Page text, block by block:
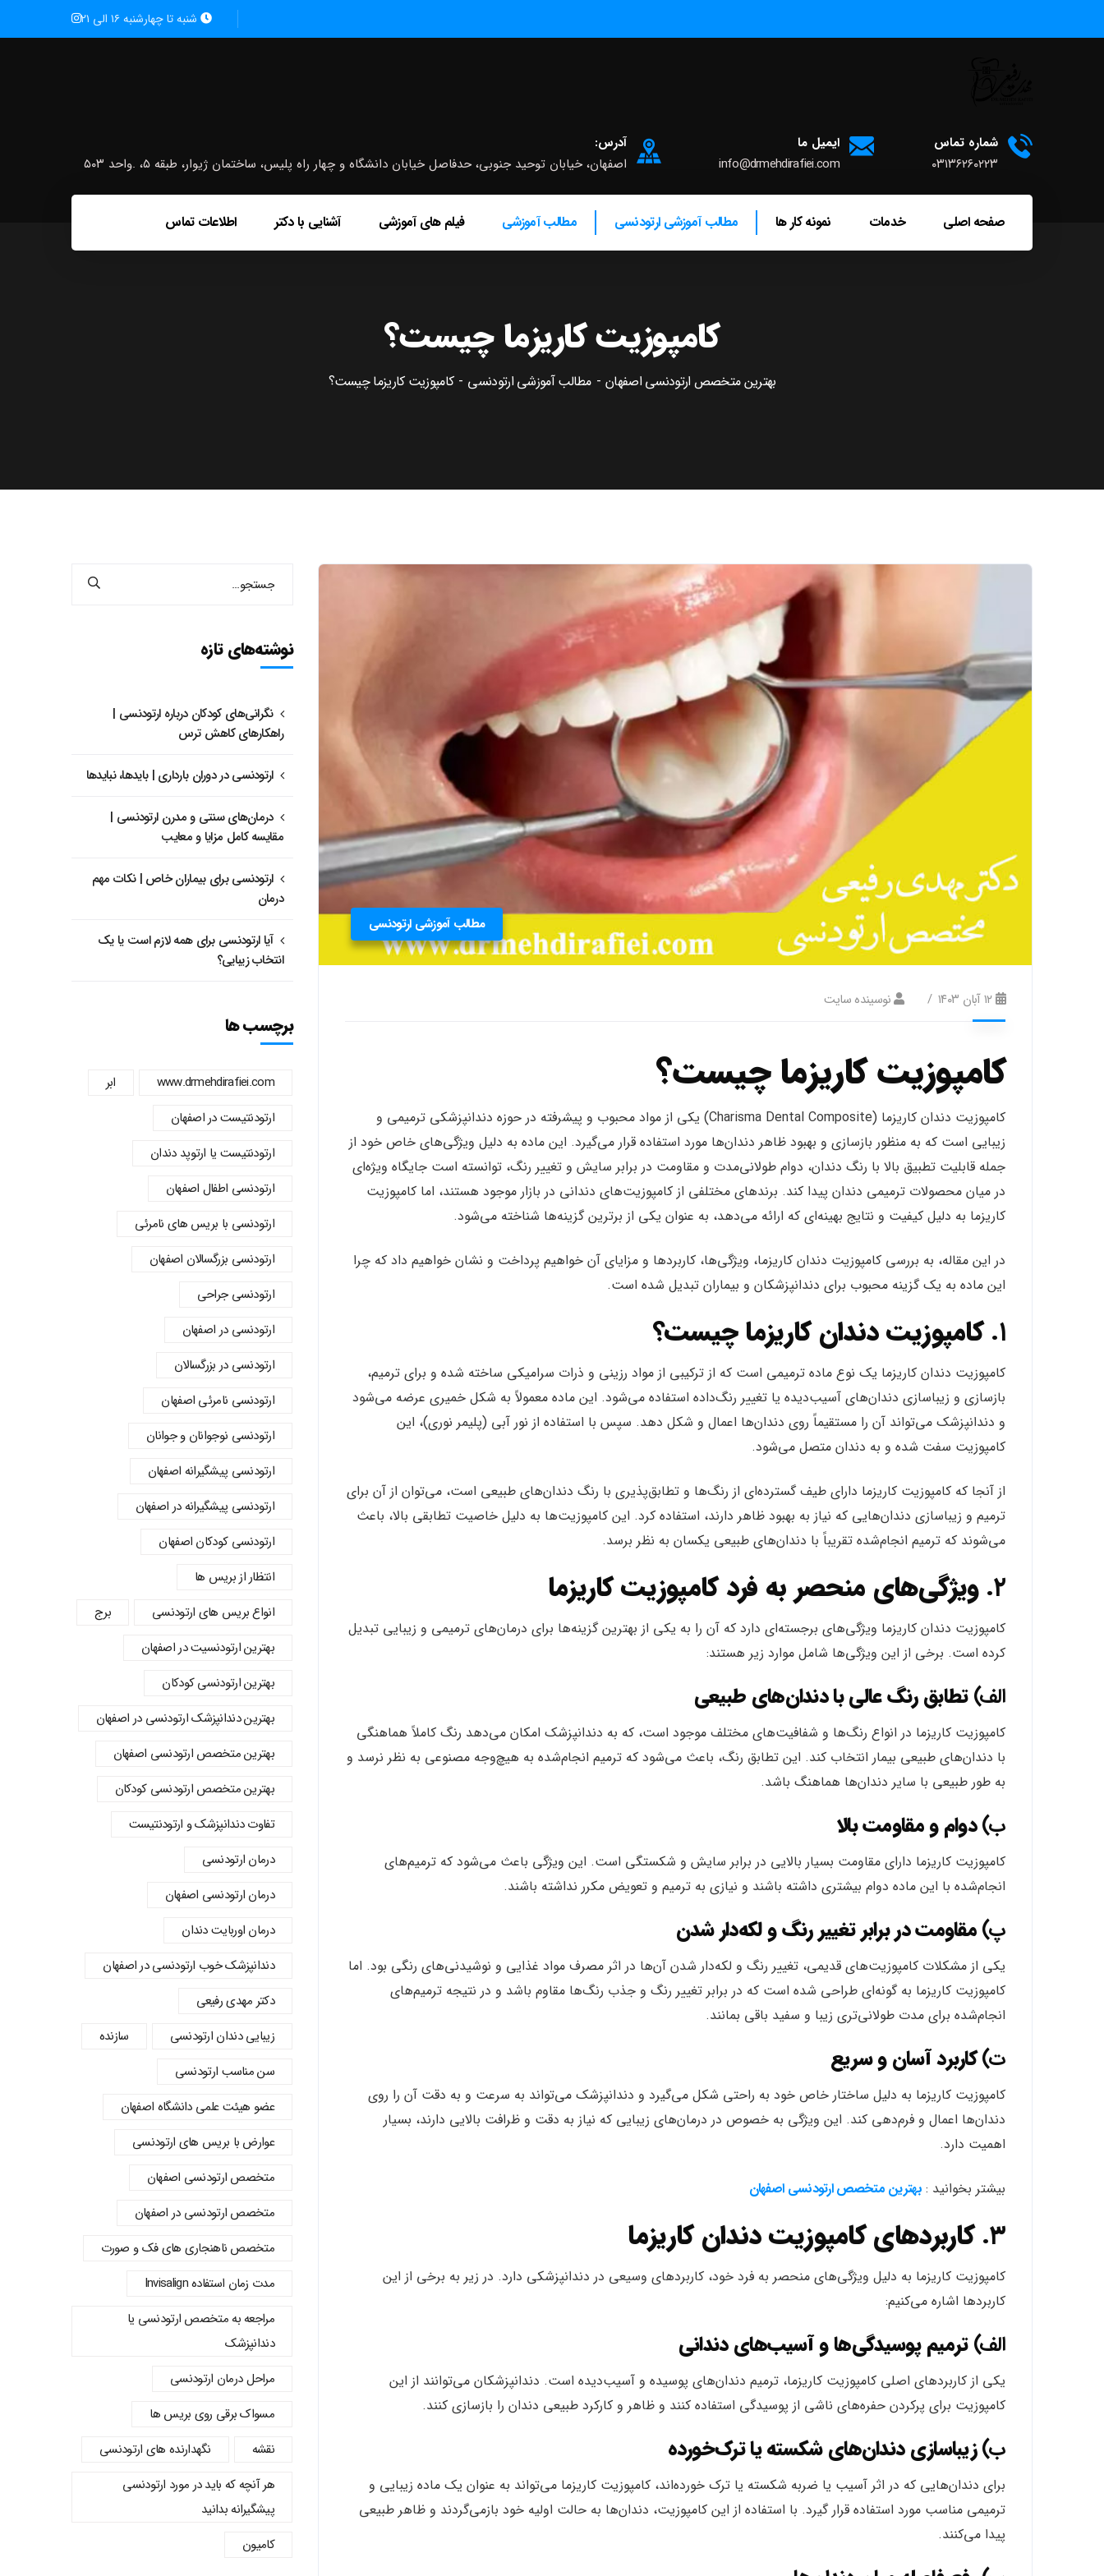
شنبه تا چهارشنبه ۱۶ الی ۲۱
شماره تماس
۰۳۱۳۶۲۶۰۲۲۳
ایمیل ما
info@drmehdirafiei.com
آدرس:
اصفهان، خیابان توحید جنوبی، حدفاصل خیابان دانشگاه و چهار راه پلیس، ساختمان ژیوار، طبقه ۵، .واحد ۵۰۳
صفحه اصلی خدمات نمونه کار ها مطالب آموزشی ارتودنسی مطالب آموزشی فیلم های آموزشی آشنایی با دکتر اطلاعات تماس
کامپوزیت کاریزما چیست؟
بهترین متخصص ارتودنسی اصفهان مطالب آموزشی ارتودنسی کامپوزیت کاریزما چیست؟
مطالب آموزشی ارتودنسی
۱۲ آبان ۱۴۰۳ نوسینده سایت
کامپوزیت کاریزما چیست؟
کامپوزیت دندان کاریزما (Charisma Dental Composite) یکی از مواد محبوب و پیشرفته در حوزه دندانپزشکی ترمیمی و
زیبایی است که به منظور بازسازی و بهبود ظاهر دندان‌ها مورد استفاده قرار می‌گیرد. این ماده به دلیل ویژگی‌های خاص خود از
جمله قابلیت تطبیق بالا با رنگ دندان، دوام طولانی‌مدت و مقاومت در برابر سایش و تغییر رنگ، توانسته است جایگاه ویژه‌ای
در میان محصولات ترمیمی دندان پیدا کند. برندهای مختلفی از کامپوزیت‌های دندانی در بازار موجود هستند، اما کامپوزیت
کاریزما به دلیل کیفیت و نتایج بهینه‌ای که ارائه می‌دهد، به عنوان یکی از برترین گزینه‌ها شناخته می‌شود.
در این مقاله، به بررسی کامپوزیت دندان کاریزما، ویژگی‌ها، کاربردها و مزایای آن خواهیم پرداخت و نشان خواهیم داد که چرا
این ماده به یک گزینه محبوب برای دندانپزشکان و بیماران تبدیل شده است.
۱. کامپوزیت دندان کاریزما چیست؟
کامپوزیت دندان کاریزما یک نوع ماده ترمیمی است که از ترکیبی از مواد رزینی و ذرات سرامیکی ساخته شده و برای ترمیم،
بازسازی و زیباسازی دندان‌های آسیب‌دیده یا تغییر رنگ‌داده استفاده می‌شود. این ماده معمولاً به شکل خمیری عرضه می‌شود
و دندانپزشک می‌تواند آن را مستقیماً روی دندان‌ها اعمال و شکل دهد. سپس با استفاده از نور آبی (پلیمر نوری)، این
کامپوزیت سفت شده و به دندان متصل می‌شود.
از آنجا که کامپوزیت کاریزما دارای طیف گسترده‌ای از رنگ‌ها و تطابق‌پذیری با رنگ دندان‌های طبیعی است، می‌توان از آن برای
ترمیم و زیباسازی دندان‌هایی که نیاز به بهبود ظاهر دارند، استفاده کرد. این کامپوزیت‌ها به دلیل خاصیت تطابقی بالا، باعث
می‌شوند که ترمیم انجام‌شده تقریباً با دندان‌های طبیعی یکسان به نظر برسد.
۲. ویژگی‌های منحصر به فرد کامپوزیت کاریزما
کامپوزیت دندان کاریزما ویژگی‌های برجسته‌ای دارد که آن را به یکی از بهترین گزینه‌ها برای درمان‌های ترمیمی و زیبایی تبدیل
کرده است. برخی از این ویژگی‌ها شامل موارد زیر هستند:
الف)تطابق رنگ عالی با دندان‌های طبیعی
کامپوزیت کاریزما در انواع رنگ‌ها و شفافیت‌های مختلف موجود است، که به دندانپزشک امکان می‌دهد رنگ کاملاً هماهنگی
با دندان‌های طبیعی بیمار انتخاب کند. این تطابق رنگ، باعث می‌شود که ترمیم انجام‌شده به هیچ‌وجه مصنوعی به نظر نرسد و
به طور طبیعی با سایر دندان‌ها هماهنگ باشد.
ب)دوام و مقاومت بالا
کامپوزیت کاریزما دارای مقاومت بسیار بالایی در برابر سایش و شکستگی است. این ویژگی باعث می‌شود که ترمیم‌های
انجام‌شده با این ماده دوام بیشتری داشته باشند و نیازی به ترمیم و تعویض مکرر نداشته باشند.
پ)مقاومت در برابر تغییر رنگ و لکه‌دار شدن
یکی از مشکلات کامپوزیت‌های قدیمی، تغییر رنگ و لکه‌دار شدن آن‌ها در اثر مصرف مواد غذایی و نوشیدنی‌های رنگی بود. اما
کامپوزیت کاریزما به گونه‌ای طراحی شده است که در برابر تغییر رنگ و جذب رنگ‌ها مقاوم باشد و در نتیجه ترمیم‌های
انجام‌شده برای مدت طولانی‌تری زیبا و سفید باقی بمانند.
ت)کاربرد آسان و سریع
کامپوزیت کاریزما به دلیل ساختار خاص خود به راحتی شکل می‌گیرد و دندانپزشک می‌تواند به سرعت و به دقت آن را روی
دندان‌ها اعمال و فرم‌دهی کند. این ویژگی به خصوص در درمان‌های زیبایی که نیاز به دقت و ظرافت بالایی دارند، بسیار
اهمیت دارد.
بیشتر بخوانید : بهترین متخصص ارتودنسی اصفهان
۳. کاربردهای کامپوزیت دندان کاریزما
کامپوزیت کاریزما به دلیل ویژگی‌های منحصر به فرد خود، کاربردهای وسیعی در دندانپزشکی دارد. در زیر به برخی از این
کاربردها اشاره می‌کنیم:
الف)ترمیم پوسیدگی‌ها و آسیب‌های دندانی
یکی از کاربردهای اصلی کامپوزیت کاریزما، ترمیم دندان‌های پوسیده و آسیب‌دیده است. دندانپزشکان می‌توانند از این
کامپوزیت برای پرکردن حفره‌های ناشی از پوسیدگی استفاده کنند و ظاهر و کارکرد طبیعی دندان را بازسازی کنند.
ب)زیباسازی دندان‌های شکسته یا ترک‌خورده
برای دندان‌هایی که در اثر آسیب یا ضربه شکسته یا ترک خورده‌اند، کامپوزیت کاریزما می‌تواند به عنوان یک ماده زیبایی و
ترمیمی مناسب مورد استفاده قرار گیرد. با استفاده از این کامپوزیت، دندان‌ها به حالت اولیه خود بازمی‌گردند و ظاهر طبیعی
پیدا می‌کنند.
نوشته‌های تازه
نگرانی‌های کودکان درباره ارتودنسی |
راهکارهای کاهش ترس
ارتودنسی در دوران بارداری | بایدها، نبایدها
درمان‌های سنتی و مدرن ارتودنسی |
مقایسه کامل مزایا و معایب
ارتودنسی برای بیماران خاص | نکات مهم
درمان
آیا ارتودنسی برای همه لازم است یا یک
انتخاب زیبایی؟
برچسب ها
www.drmehdirafiei.com
ابر
ارتودنتیست در اصفهان
ارتودنتیست یا ارتوپد دندان
ارتودنسي اطفال اصفهان
ارتودنسی با بریس های نامرئی
ارتودنسی بزرگسالان اصفهان
ارتودنسی جراحی
ارتودنسی در اصفهان
ارتودنسی در بزرگسالان
ارتودنسی نامرئی اصفهان
ارتودنسی نوجوانان و جوانان
ارتودنسی پیشگیرانه اصفهان
ارتودنسی پیشگیرانه در اصفهان
ارتودنسی کودکان اصفهان
انتظار از بریس ها
انواع بریس های ارتودنسی
برج
بهترین ارتودنسیت در اصفهان
بهترین ارتودنسی کودکان
بهترین دندانپزشک ارتودنسی در اصفهان
بهترین متخصص ارتودنسی اصفهان
بهترین متخصص ارتودنسی کودکان
تفاوت دندانپزشک و ارتودنتیست
درمان ارتودنسی
درمان ارتودنسی اصفهان
درمان اوربایت دندان
دندانپزشک خوب ارتودنسی در اصفهان
دکتر مهدی رفیعی
زیبایی دندان ارتودنسی
سازنده
سن مناسب ارتودنسی
عضو هیئت علمی دانشگاه اصفهان
عوارض با بریس های ارتودنسی
متخصص ارتودنسی اصفهان
متخصص ارتودنسی در اصفهان
متخصص ناهنجاری های فک و صورت
مدت زمان استفاده Invisalign
مراجعه به متخصص ارتودنسی یا
دندانپزشک
مراحل درمان ارتودنسی
مسواک برقی روی بریس ها
نقشه
نگهدارنده های ارتودنسی
هر آنچه که باید در مورد ارتودنسی
پیشگیرانه بدانید
کامیون